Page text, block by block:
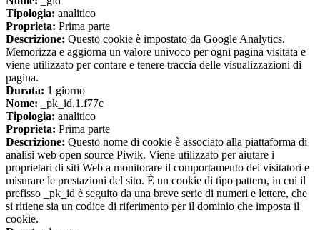
Tipologia: analitico
Proprieta: Prima parte
Descrizione: Questo cookie è impostato da Google Analytics.
Memorizza e aggiorna un valore univoco per ogni pagina visitata e
viene utilizzato per contare e tenere traccia delle visualizzazioni di
pagina.
Durata: 1 giorno
Nome: _pk_id.1.f77c
Tipologia: analitico
Proprieta: Prima parte
Descrizione: Questo nome di cookie è associato alla piattaforma di
analisi web open source Piwik. Viene utilizzato per aiutare i
proprietari di siti Web a monitorare il comportamento dei visitatori e
misurare le prestazioni del sito. È un cookie di tipo pattern, in cui il
prefisso _pk_id è seguito da una breve serie di numeri e lettere, che
si ritiene sia un codice di riferimento per il dominio che imposta il
cookie.